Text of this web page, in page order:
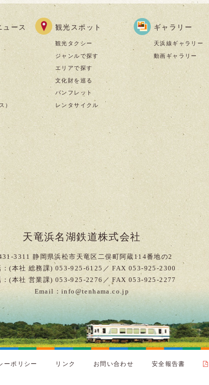
ュース
）
観光スポット
観光タクシー
ジャンルで探す
エリアで探す
文化財を巡る
パンフレット
レンタサイクル
ギャラリー
天浜線ギャラリー
動画ギャラリー
天竜浜名湖鉄道株式会社
3311 静岡県浜松市天竜区二俣町阿蔵114番地の2
：(本社 総務課) 053-925-6125／ FAX 053-925-2300
：(本社 営業課) 053-925-2276／ FAX 053-925-2277
Email：info@tenhama.co.jp
ーポリシー リンク お問い合わせ 安全報告書